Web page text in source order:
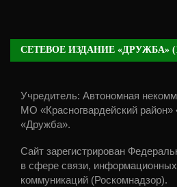
СЕТЕВОЕ ИЗДАНИЕ «ДРУЖБА»
Учредитель: Автономная
МО «Красногвардейский район»
«Дружба».
Сайт зарегистрирован
в сфере связи,
коммуникаций (Роскомнадзор).